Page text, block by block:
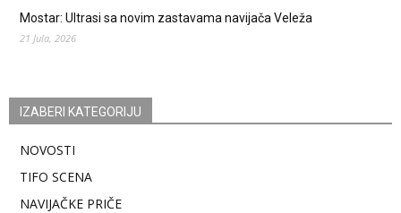
Mostar: Ultrasi sa novim zastavama navijača Veleža
21 Jula, 2026
IZABERI KATEGORIJU
NOVOSTI
TIFO SCENA
NAVIJAČKE PRIČE